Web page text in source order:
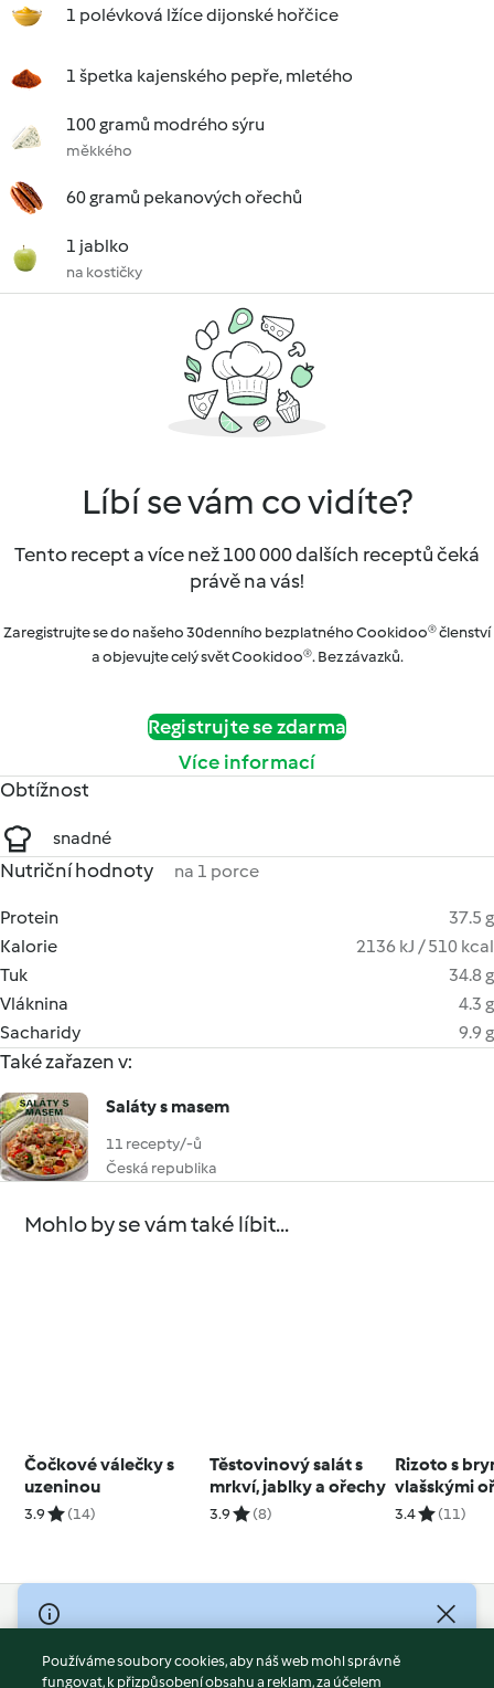
1 polévková lžíce dijonské hořčice
1 špetka kajenského pepře, mletého
100 gramů modrého sýru
měkkého
60 gramů pekanových ořechů
1 jablko
na kostičky
Líbí se vám co vidíte?
Tento recept a více než 100 000 dalších receptů čeká
právě na vás!
Zaregistrujte se do našeho 30denního bezplatného Cookidoo® členství
a objevujte celý svět Cookidoo®. Bez závazků.
Registrujte se zdarma
Více informací
Obtížnost
snadné
Nutriční hodnoty na 1 porce
Protein
37.5 g
Kalorie
2136 kJ / 510 kcal
Tuk
34.8 g
Vláknina
4.3 g
Sacharidy
9.9 g
Také zařazen v:
Saláty s masem
11 recepty/-ů
Česká republika
Mohlo by se vám také líbit...
Čočkové válečky s
uzeninou
3.9 (14)
Těstovinový salát s
mrkví, jablky a ořechy
3.9 (8)
Rizoto s
vlašskými
3.4 (11)
© Copyright 2026
Podmínky užívání
Používáme soubory cookies, aby náš web mohl správně
fungovat, k přizpůsobení obsahu a reklam, za účelem